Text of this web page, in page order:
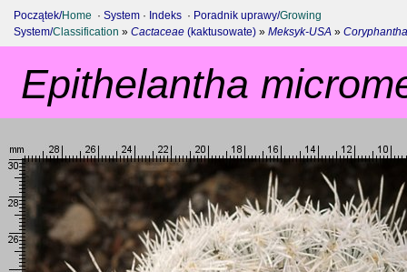
Początek/Home ·System · Indeks · Poradnik uprawy/Growing
System/Classification » Cactaceae (kaktusowate) » Meksyk-USA »
Epithelantha